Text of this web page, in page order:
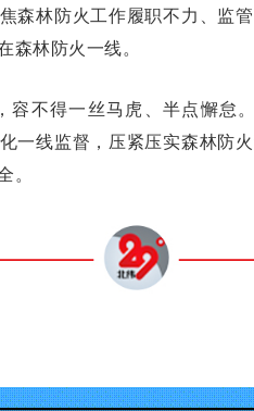
森林防火工作履职不力、监
林防火一线。
容不得一丝马虎、半点懈怠
一线监督，压紧压实森林防